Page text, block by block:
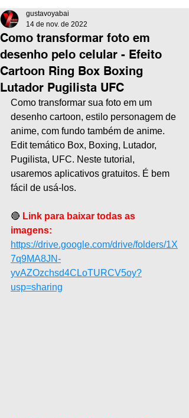
Como transformar foto em
desenho pelo celular - Efeito
Cartoon Ring Box Boxing
Lutador Pugilista UFC
gustavoyabai
14 de nov. de 2022
Como transformar sua foto em um
desenho cartoon, estilo personagem de
anime, com fundo também de anime.
Edit temático Box, Boxing, Lutador,
Pugilista, UFC. Neste tutorial,
usaremos aplicativos gratuitos. É bem
fácil de usá-los.
🔴 Link para baixar todas as
imagens:
https://drive.google.com/drive/folders/1X
7q9MA8JN-
yvAZOzchsd4CLoTURCV5oy?
usp=sharing